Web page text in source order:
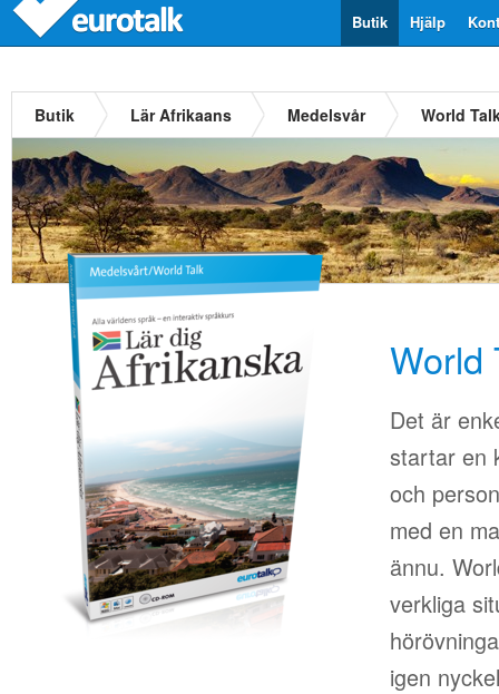
Hjälp
Butik
Butik Lär Afrikaans Medelsvår World
World
Det är
startar en
och
med en
ännu.
verkliga
igen